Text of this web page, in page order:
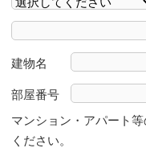
建物名
部屋番号
マンション・アパート
ください。